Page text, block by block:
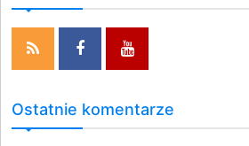
Ostatnie komentarze